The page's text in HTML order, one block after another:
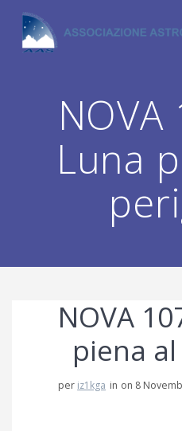
Luna
NOVA
piena
per iz1kga in on 8